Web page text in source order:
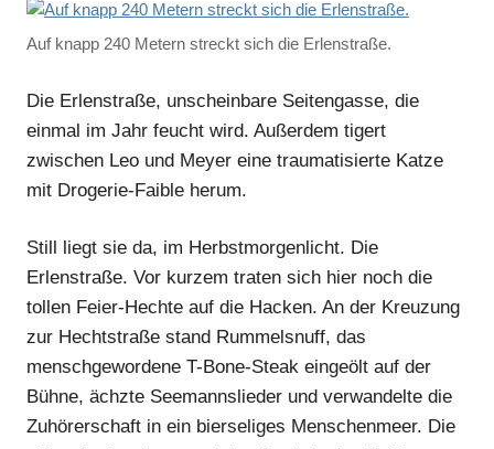
Auf knapp 240 Metern streckt sich die Erlenstraße.
Die Erlenstraße, unscheinbare Seitengasse, die
einmal im Jahr feucht wird. Außerdem tigert
zwischen Leo und Meyer eine traumatisierte Katze
mit Drogerie-Faible herum.
Still liegt sie da, im Herbstmorgenlicht. Die
Erlenstraße. Vor kurzem traten sich hier noch die
tollen Feier-Hechte auf die Hacken. An der Kreuzung
zur Hechtstraße stand Rummelsnuff, das
menschgewordene T-Bone-Steak eingeölt auf der
Bühne, ächzte Seemannslieder und verwandelte die
Zuhörerschaft in ein bierseliges Menschenmeer. Die